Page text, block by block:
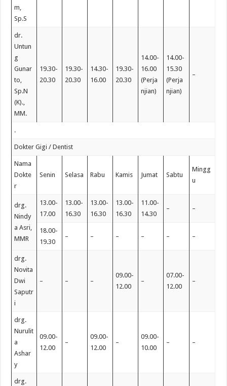
m,
Sp.S
dr.
Untun
g
Gunar
to,
Sp.N
(K).,
MM.
19.30-
20.30
19.30-
20.30
14.30-
16.00
19.30-
20.30
14.00-
16.00
(Perja
njian)
14.00-
15.30
(Perja
njian)
–
.
Dokter Gigi / Dentist
Nama
Dokte
r
Senin Selasa Rabu Kamis Jumat Sabtu
Mingg
u
drg.
Nindy
a Asri,
MMR
13.00-
17.00
13.00-
16.30
13.00-
16.30
13.00-
16.30
11.00-
14.30
– –
18.00-
19.30
– – – – – –
drg.
Novita
Dwi
Saputr
i
– – –
09.00-
12.00
–
07.00-
12.00
–
drg.
Nurulit
a
Ashar
y
09.00-
12.00
–
09.00-
12.00
–
09.00-
10.00
– –
drg.